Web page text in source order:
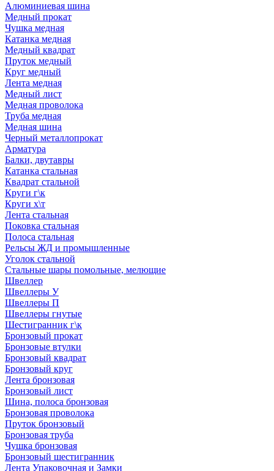
Алюминиевая шина
Медный прокат
Чушка медная
Катанка медная
Медный квадрат
Пруток медный
Круг медный
Лента медная
Медный лист
Медная проволока
Труба медная
Медная шина
Черный металлопрокат
Арматура
Балки, двутавры
Катанка стальная
Квадрат стальной
Круги г\к
Круги х\т
Лента стальная
Поковка стальная
Полоса стальная
Рельсы ЖД и промышленные
Уголок стальной
Стальные шары помольные, мелющие
Швеллер
Швеллеры У
Швеллеры П
Швеллеры гнутые
Шестигранник г\к
Бронзовый прокат
Бронзовые втулки
Бронзовый квадрат
Бронзовый круг
Лента бронзовая
Бронзовый лист
Шина, полоса бронзовая
Бронзовая проволока
Пруток бронзовый
Бронзовая труба
Чушка бронзовая
Бронзовый шестигранник
Лента Упаковочная и Замки